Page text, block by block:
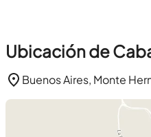
Ubicación de
Buenos Aires, Monte